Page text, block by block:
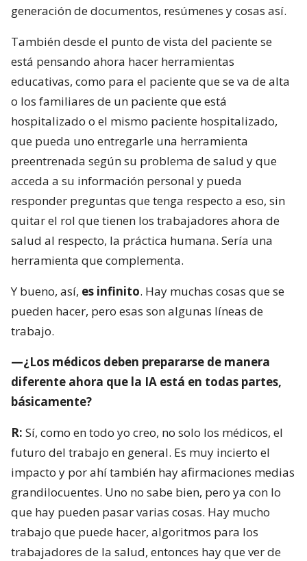
generación de documentos, resúmenes y cosas así.
También desde el punto de vista del paciente se
está pensando ahora hacer herramientas
educativas, como para el paciente que se va de alta
o los familiares de un paciente que está
hospitalizado o el mismo paciente hospitalizado,
que pueda uno entregarle una herramienta
preentrenada según su problema de salud y que
acceda a su información personal y pueda
responder preguntas que tenga respecto a eso, sin
quitar el rol que tienen los trabajadores ahora de
salud al respecto, la práctica humana. Sería una
herramienta que complementa.
Y bueno, así, es infinito. Hay muchas cosas que se
pueden hacer, pero esas son algunas líneas de
trabajo.
—¿Los médicos deben prepararse de manera
diferente ahora que la IA está en todas partes,
básicamente?
R: Sí, como en todo yo creo, no solo los médicos, el
futuro del trabajo en general. Es muy incierto el
impacto y por ahí también hay afirmaciones medias
grandilocuentes. Uno no sabe bien, pero ya con lo
que hay pueden pasar varias cosas. Hay mucho
trabajo que puede hacer, algoritmos para los
trabajadores de la salud, entonces hay que ver de